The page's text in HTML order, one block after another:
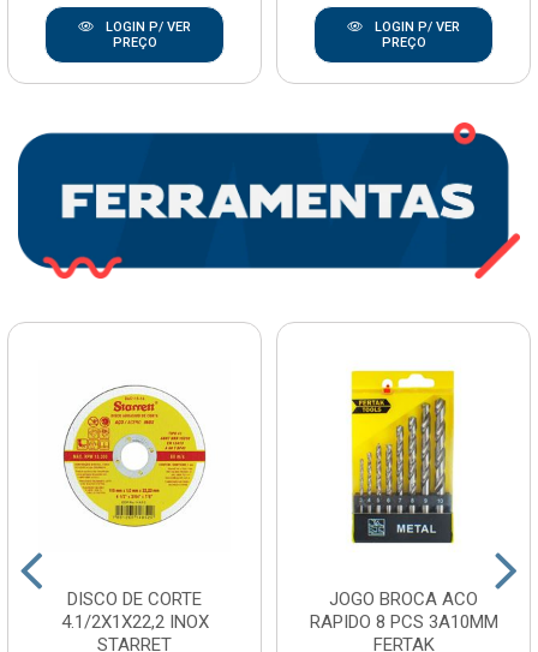
LOGIN P/ VER
PREÇO
LOGIN P/ VER
PREÇO
DISCO DE CORTE
4.1/2X1X22,2 INOX
STARRET
JOGO BROCA ACO
RAPIDO 8 PCS 3A10MM
FERTAK